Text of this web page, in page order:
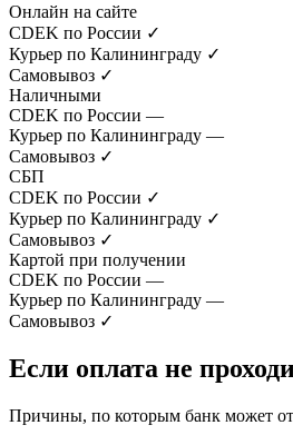
Онлайн на сайте
CDEK по России ✓
Курьер по Калининграду ✓
Самовывоз ✓
Наличными
CDEK по России —
Курьер по Калининграду —
Самовывоз ✓
СБП
CDEK по России ✓
Курьер по Калининграду ✓
Самовывоз ✓
Картой при получении
CDEK по России —
Курьер по Калининграду —
Самовывоз ✓
Если оплата не
Причины, по которым банк может